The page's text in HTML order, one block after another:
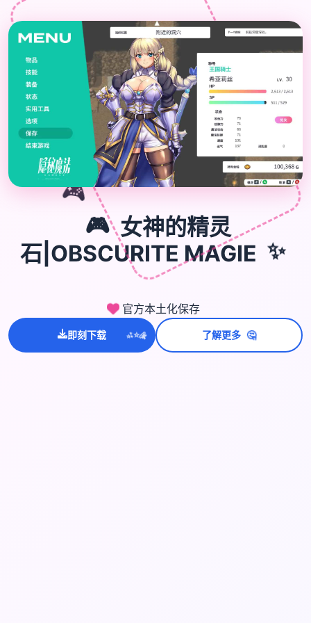
🎮
🎮 女神的精灵
石|OBSCURITE MAGIE ✨
官方本土化保存
即刻下载 ✨⭐💫 了解更多 🤔